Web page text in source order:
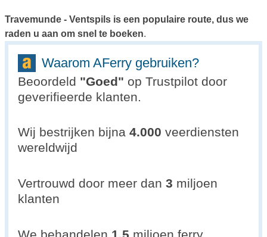
Travemunde - Ventspils is een populaire route, dus we
raden u aan om snel te boeken.
Waarom AFerry gebruiken?
Beoordeld "Goed" op Trustpilot door
geverifieerde klanten.
Wij bestrijken bijna 4.000 veerdiensten
wereldwijd
Vertrouwd door meer dan 3 miljoen
klanten
We behandelen 1,5 miljoen ferry